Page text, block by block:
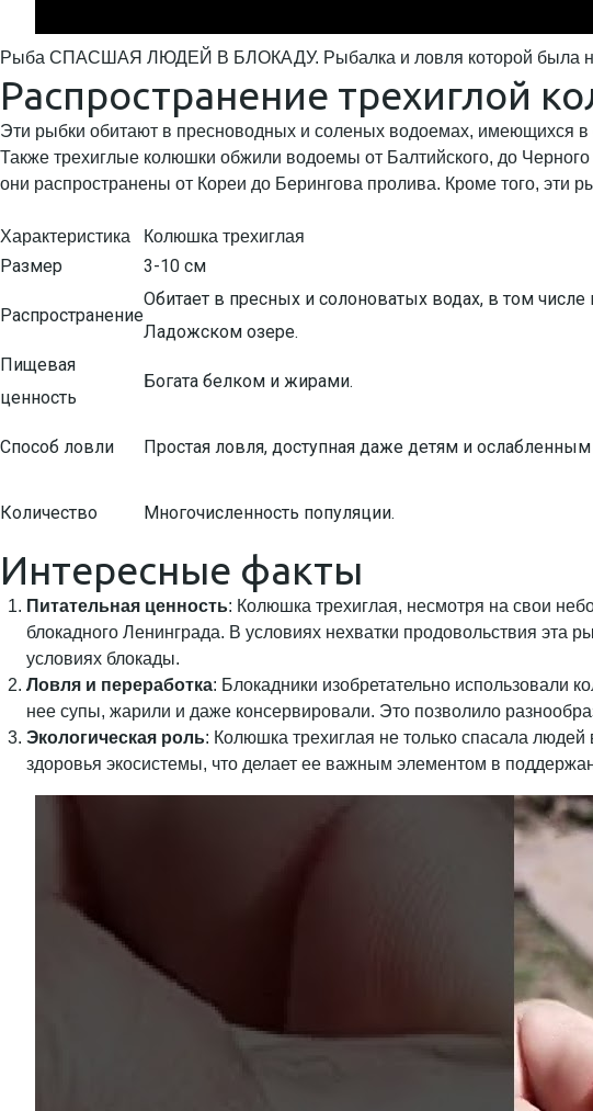
Рыба СПАСШАЯ ЛЮДЕЙ В БЛОКАДУ. Рыбалка и ловля которой была
Распространение трехиглой
Эти рыбки обитают в пресноводных и соленых водоемах, имеющихся
Также трехиглые колюшки обжили водоемы от Балтийского, до
они распространены от Кореи до Берингова пролива. Кроме того, эти
Характеристика Колюшка трехиглая
Размер 3-10 см
Распространение
Обитает в пресных и солоноватых водах, в том
Ладожском озере.
Пищевая
ценность
Богата белком и жирами.
Способ ловли Простая ловля, доступная даже детям и
Количество Многочисленность популяции.
Интересные факты
Питательная ценность: Колюшка трехиглая, несмотря на свои
блокадного Ленинграда. В условиях нехватки продовольствия
условиях блокады.
Ловля и переработка: Блокадники изобретательно использовали
нее супы, жарили и даже консервировали. Это позволило
Экологическая роль: Колюшка трехиглая не только спасала
здоровья экосистемы, что делает ее важным элементом в